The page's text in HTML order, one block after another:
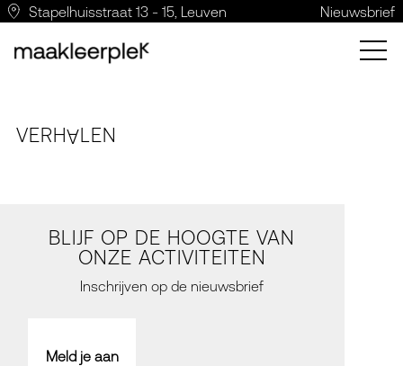
Stapelhuisstraat 13 - 15, Leuven Nieuwsbrief
VERHALEN
BLIJF OP DE HOOGTE VAN
ONZE ACTIVITEITEN
Inschrijven op de nieuwsbrief
Meld je aan